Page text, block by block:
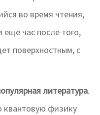
во время чтения,
еще час после того,
поверхностным, с
литература.
квантовую физику